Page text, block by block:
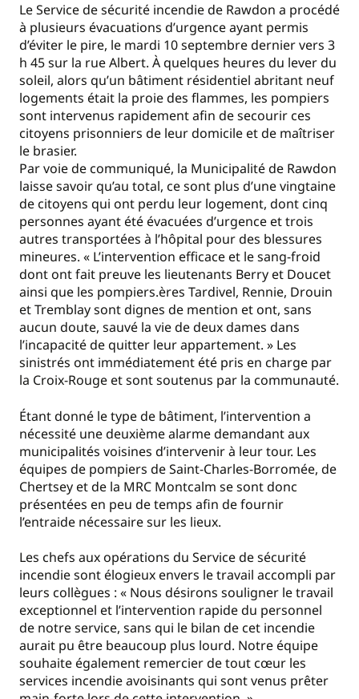
Le Service de sécurité incendie de Rawdon a procédé
à plusieurs évacuations d’urgence ayant permis
d’éviter le pire, le mardi 10 septembre dernier vers 3
h 45 sur la rue Albert. À quelques heures du lever du
soleil, alors qu’un bâtiment résidentiel abritant neuf
logements était la proie des flammes, les pompiers
sont intervenus rapidement afin de secourir ces
citoyens prisonniers de leur domicile et de maîtriser
le brasier.
Par voie de communiqué, la Municipalité de Rawdon
laisse savoir qu’au total, ce sont plus d’une vingtaine
de citoyens qui ont perdu leur logement, dont cinq
personnes ayant été évacuées d’urgence et trois
autres transportées à l’hôpital pour des blessures
mineures. « L’intervention efficace et le sang-froid
dont ont fait preuve les lieutenants Berry et Doucet
ainsi que les pompiers.ères Tardivel, Rennie, Drouin
et Tremblay sont dignes de mention et ont, sans
aucun doute, sauvé la vie de deux dames dans
l’incapacité de quitter leur appartement. » Les
sinistrés ont immédiatement été pris en charge par
la Croix-Rouge et sont soutenus par la communauté.
Étant donné le type de bâtiment, l’intervention a
nécessité une deuxième alarme demandant aux
municipalités voisines d’intervenir à leur tour. Les
équipes de pompiers de Saint-Charles-Borromée, de
Chertsey et de la MRC Montcalm se sont donc
présentées en peu de temps afin de fournir
l’entraide nécessaire sur les lieux.
Les chefs aux opérations du Service de sécurité
incendie sont élogieux envers le travail accompli par
leurs collègues : « Nous désirons souligner le travail
exceptionnel et l’intervention rapide du personnel
de notre service, sans qui le bilan de cet incendie
aurait pu être beaucoup plus lourd. Notre équipe
souhaite également remercier de tout cœur les
services incendie avoisinants qui sont venus prêter